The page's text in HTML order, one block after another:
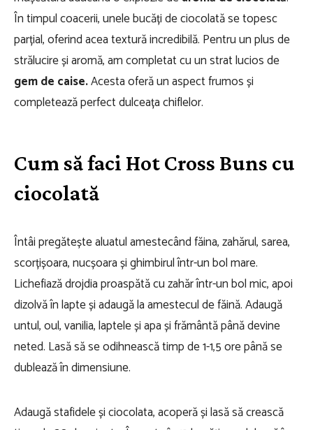
În timpul coacerii, unele bucăți de ciocolată se topesc
parțial, oferind acea textură incredibilă. Pentru un plus de
strălucire și aromă, am completat cu un strat lucios de
gem de caise.Acesta oferă un aspect frumos și
completează perfect dulceața chiflelor.
Cum să faci Hot Cross Buns cu
ciocolată
Întâi pregătește aluatul amestecând făina, zahărul, sarea,
scorțișoara, nucșoara și ghimbirul într-un bol mare.
Lichefiază drojdia proaspătă cu zahăr într-un bol mic, apoi
dizolvă în lapte și adaugă la amestecul de făină. Adaugă
untul, oul, vanilia, laptele și apa și frământă până devine
neted. Lasă să se odihnească timp de 1-1,5 ore până se
dublează în dimensiune.
Adaugă stafidele și ciocolata, acoperă și lasă să crească